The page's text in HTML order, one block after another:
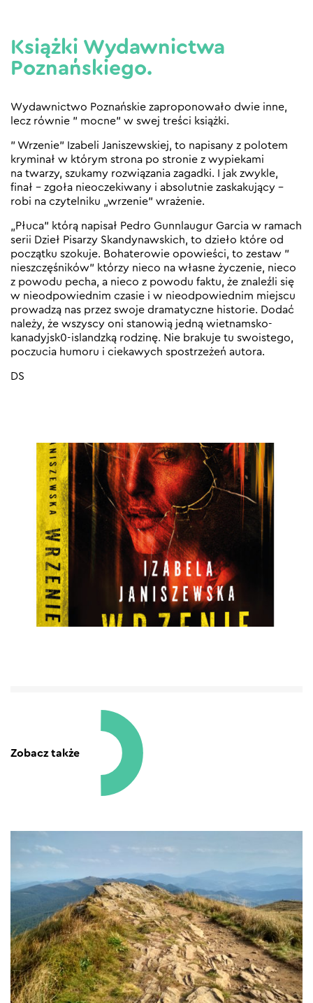
Książki Wydawnictwa
Poznańskiego.
Wydawnictwo Poznańskie zaproponowało dwie inne,
lecz równie ” mocne” w swej treści książki.
” Wrzenie” Izabeli Janiszewskiej, to napisany z polotem
kryminał w którym strona po stronie z wypiekami
na twarzy, szukamy rozwiązania zagadki. I jak zwykle,
finał – zgoła nieoczekiwany i absolutnie zaskakujący –
robi na czytelniku „wrzenie” wrażenie.
„Płuca” którą napisał Pedro Gunnlaugur Garcia w ramach
serii Dzieł Pisarzy Skandynawskich, to dzieło które od
początku szokuje. Bohaterowie opowieści, to zestaw ”
nieszczęśników” którzy nieco na własne życzenie, nieco
z powodu pecha, a nieco z powodu faktu, że znaleźli się
w nieodpowiednim czasie i w nieodpowiednim miejscu
prowadzą nas przez swoje dramatyczne historie. Dodać
należy, że wszyscy oni stanowią jedną wietnamsko-
kanadyjsk0-islandzką rodzinę. Nie brakuje tu swoistego,
poczucia humoru i ciekawych spostrzeżeń autora.
DS
Zobacz także